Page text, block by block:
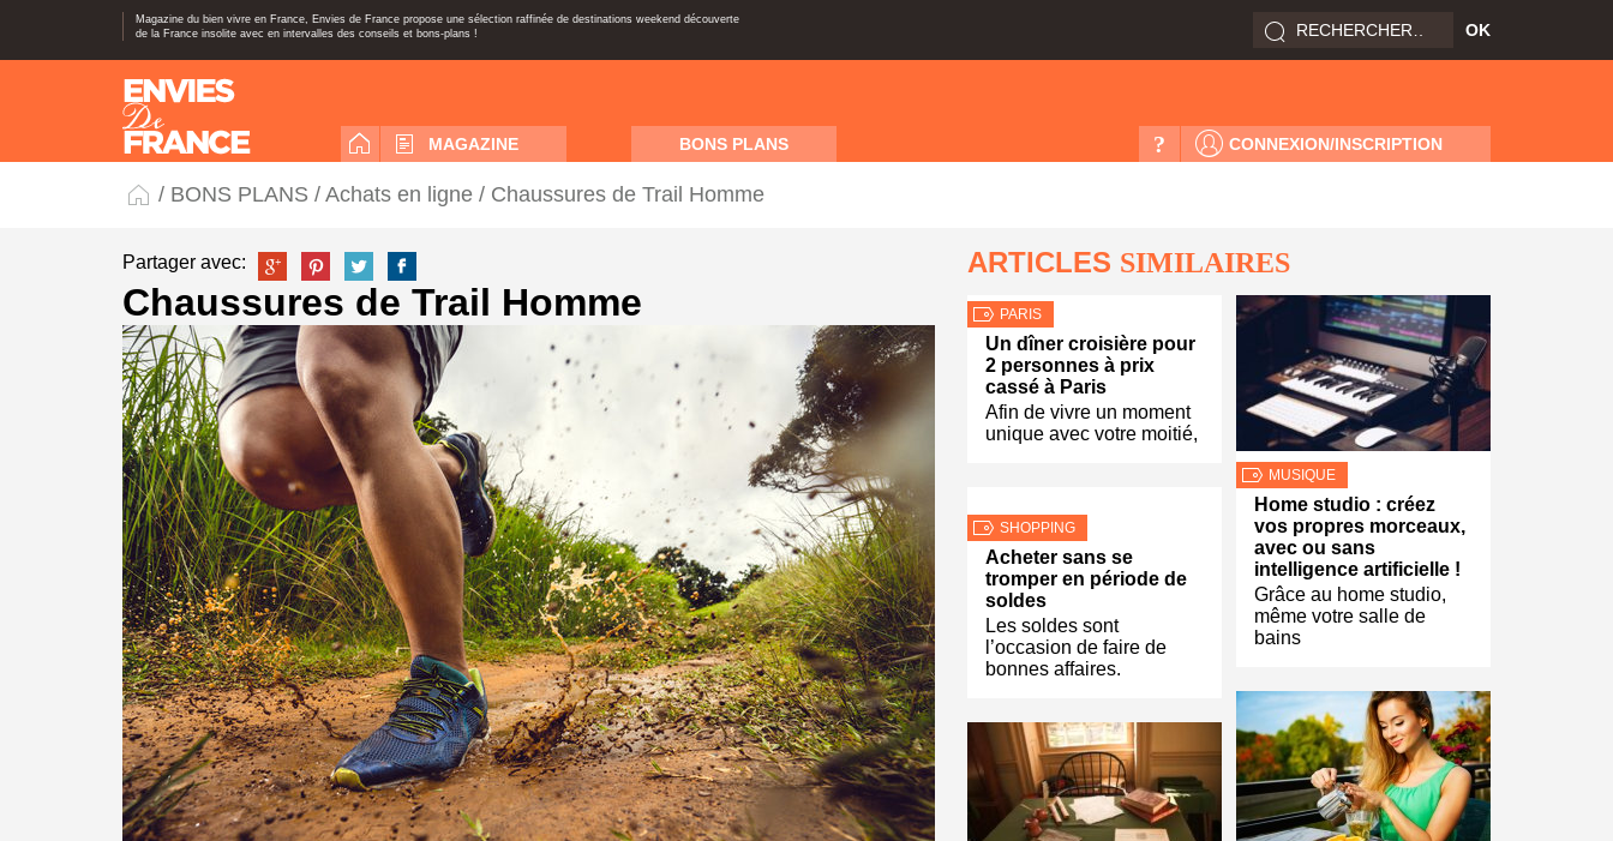
Magazine du bien vivre en France, Envies de France propose une sélection raffinée de destinations weekend découverte
de la France insolite avec en intervalles des conseils et bons-plans !
MAGAZINE BONS PLANS CONNEXION/INSCRIPTION
?
/ BONS PLANS / Achats en ligne / Chaussures de Trail Homme
Partager avec:
Chaussures de Trail Homme
ARTICLES SIMILAIRES
PARIS
Un dîner croisière pour
2 personnes à prix
cassé à Paris
Afin de vivre un moment
unique avec votre moitié,
SHOPPING
Acheter sans se
tromper en période de
soldes
Les soldes sont
l’occasion de faire de
bonnes affaires.
MUSIQUE
Home studio : créez
vos propres morceaux,
avec ou sans
intelligence artificielle !
Grâce au home studio,
même votre salle de
bains